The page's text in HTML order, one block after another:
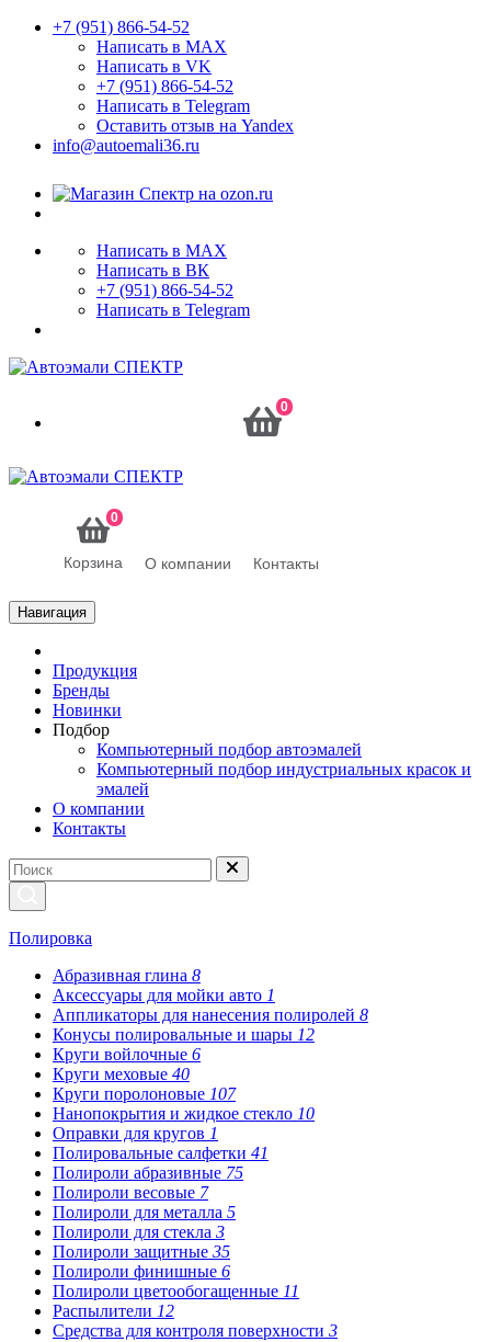
+7 (951) 866-54-52
Написать в MAX
Написать в VK
+7 (951) 866-54-52
Написать в Telegram
Оставить отзыв на Yandex
info@autoemali36.ru
Написать в MAX
Написать в ВК
+7 (951) 866-54-52
Написать в Telegram
0
0
Корзина О компании Контакты
Навигация
Продукция
Бренды
Новинки
Подбор
Компьютерный подбор автоэмалей
Компьютерный подбор индустриальных красок и
эмалей
О компании
Контакты
Полировка
Абразивная глина 8
Аксессуары для мойки авто 1
Аппликаторы для нанесения полиролей 8
Конусы полировальные и шары 12
Круги войлочные 6
Круги меховые 40
Круги поролоновые 107
Нанопокрытия и жидкое стекло 10
Оправки для кругов 1
Полировальные салфетки 41
Полироли абразивные 75
Полироли весовые 7
Полироли для металла 5
Полироли для стекла 3
Полироли защитные 35
Полироли финишные 6
Полироли цветообогащенные 11
Распылители 12
Средства для контроля поверхности 3